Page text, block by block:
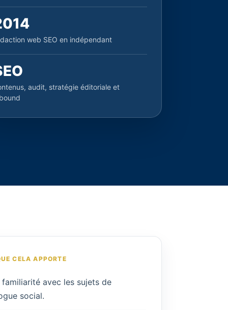
web SEO en indépendant
audit, stratégie éditoriale et
CELA APPORTE
familiarité avec les sujets de
social.